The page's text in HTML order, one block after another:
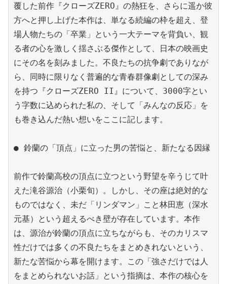
覆した前作『クローズZERO』の熱狂を、さらに遥か彼
方へと押し上げた本作は、単なる続編の枠を超え、登
場人物たちの「卒業」という一大テーマを背負い、観
る者の心を激しく揺さぶる傑作として、日本の映画史
にその名を刻みました。不良たちの抗争劇でありなが
ら、同時に限りなく普遍的な青春群像劇としての深み
を持つ『クローズZERO II』について、3000字とい
う字数に込められた私の、そして「みんなの反応」を
も巻き込んだ熱い想いをここに記します。
● 鈴蘭の「頂点」に立った男の苦悩と、新たなる因縁
前作で鈴蘭高校の頂点に立つという野望を辛うじて叶
えた滝谷源治（小栗旬）。しかし、その座は絶対的な
ものではなく、未だ「リンダマン」こと林田恵（深水
元基）という超えるべき壁が存在しています。本作
は、源治が鈴蘭の頂点に立ちながらも、そのカリスマ
性だけでは多くの不良たちをまとめきれないという、
新たな苦悩から幕を開けます。この「強さだけでは人
をまとめられないお話」という指摘は、本作の核心を